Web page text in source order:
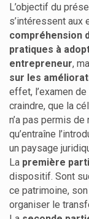
L’objectif du
s’intéressent aux
compréhension
pratiques à
entrepreneur,
sur les
effet, l’examen
craindre, que la
n’a pas permis
qu’entraîne
un paysage
La première
dispositif. Sont
ce patrimoine,
organiser le